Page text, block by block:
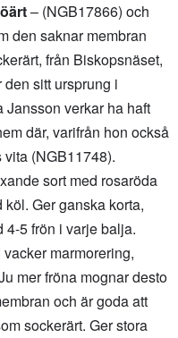
– (NGB17866) och
den saknar membran
från Biskopsnäset,
sitt ursprung i
Jansson verkar ha haft
där, varifrån hon också
(NGB11748).
sort med rosaröda
Ger ganska korta,
5 frön i varje balja.
marmorering,
mer fröna mognar desto
och är goda att
sockerärt. Ger stora